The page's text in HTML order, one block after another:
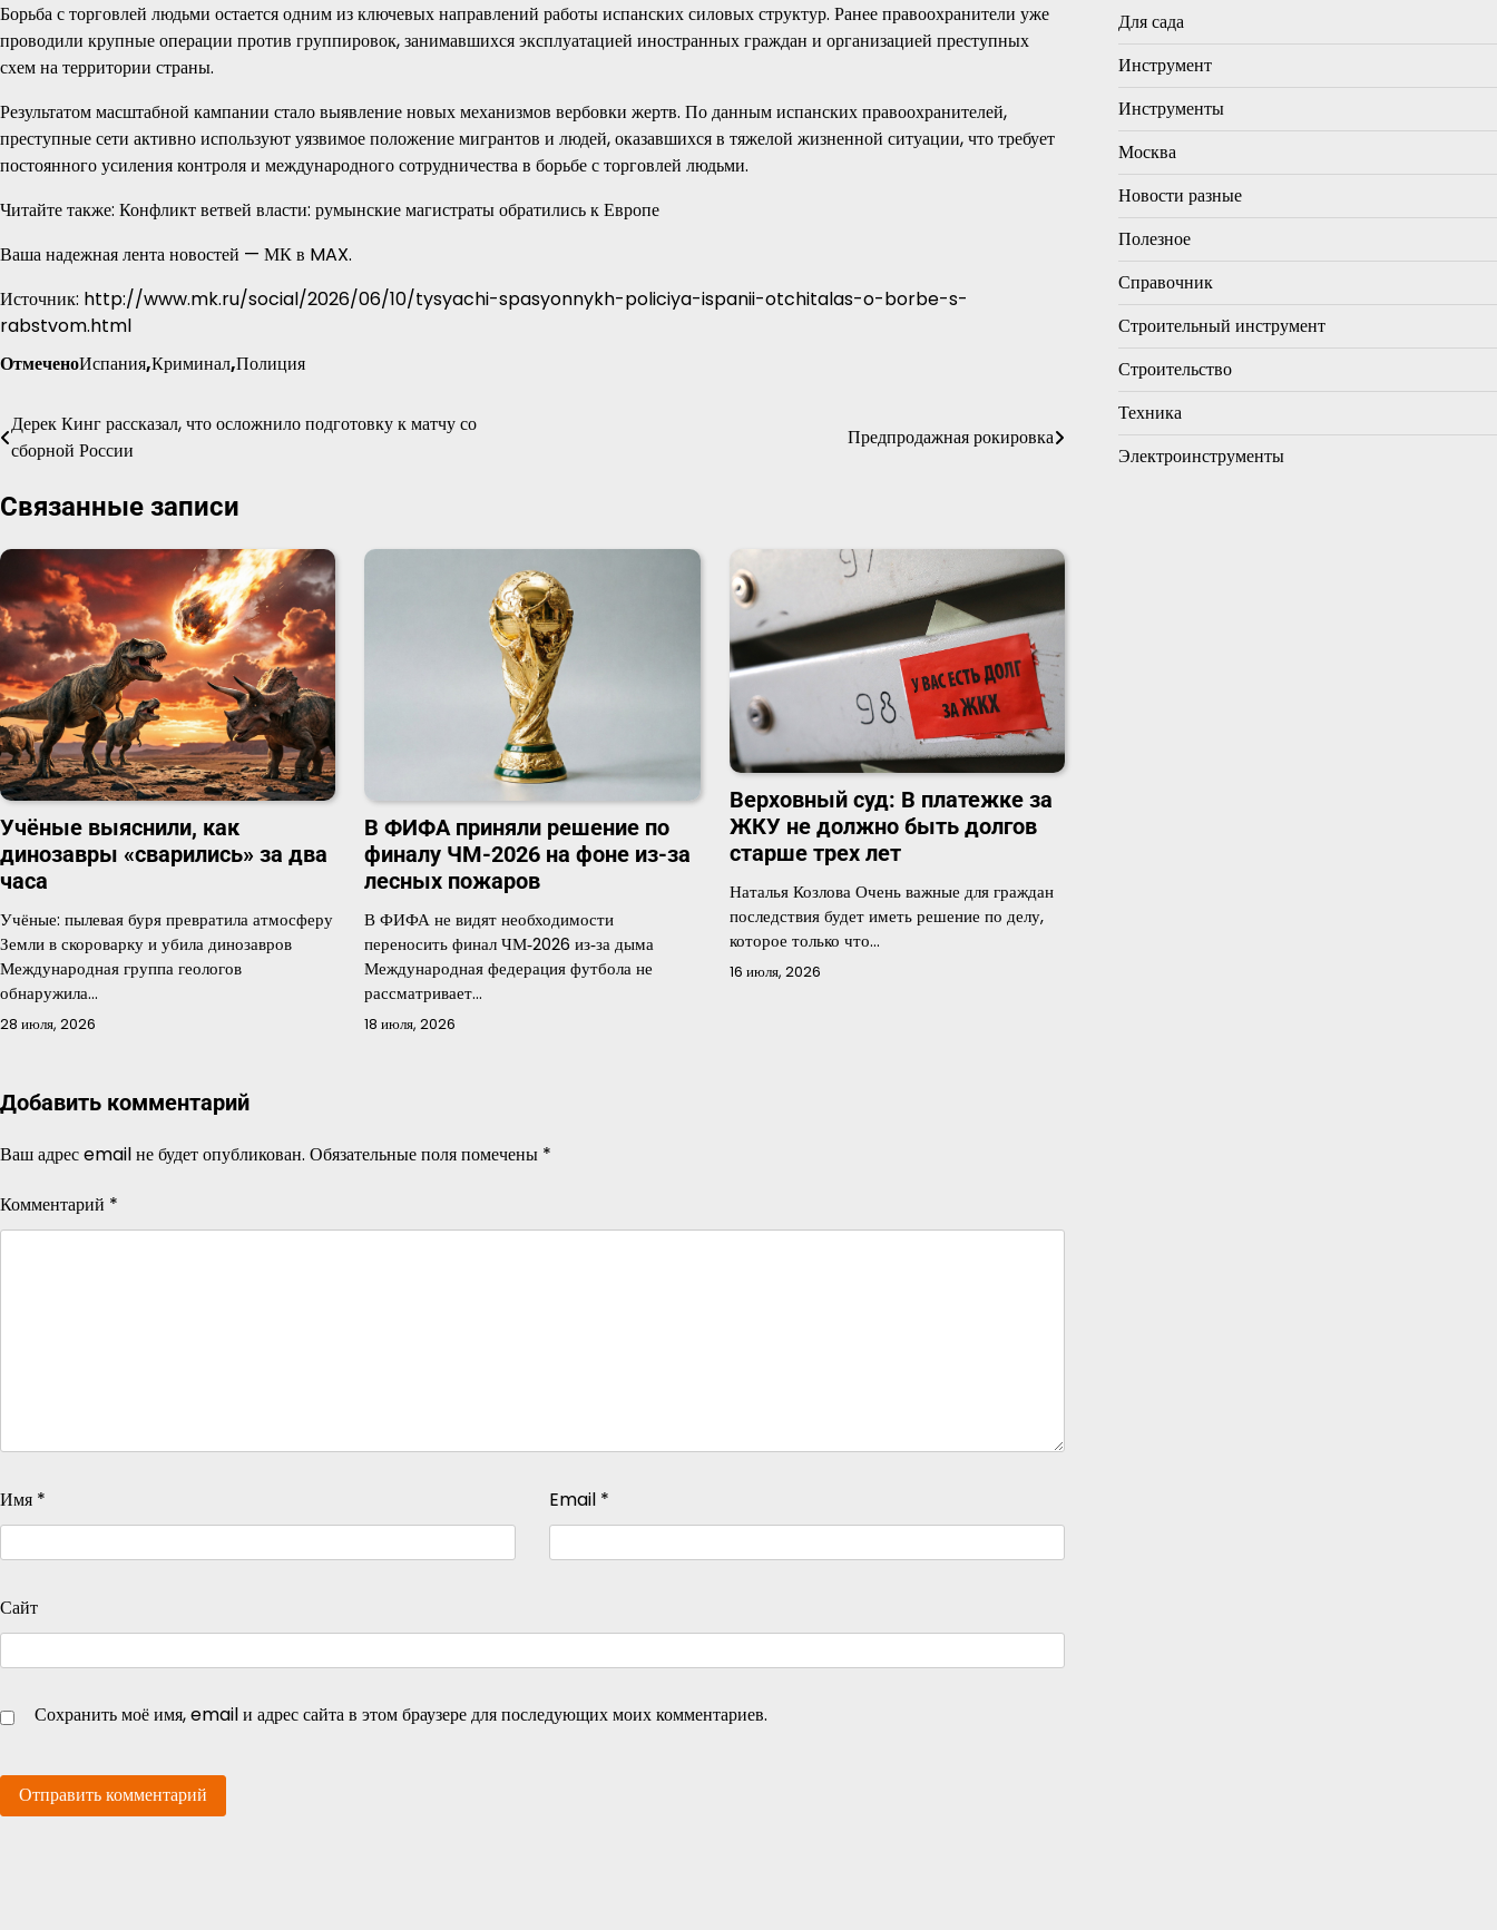
Борьба с торговлей людьми остается одним из ключевых направлений работы испанских силовых структур. Ранее правоохранители уже
проводили крупные операции против группировок, занимавшихся эксплуатацией иностранных граждан и организацией преступных
схем на территории страны.
Результатом масштабной кампании стало выявление новых механизмов вербовки жертв. По данным испанских правоохранителей,
преступные сети активно используют уязвимое положение мигрантов и людей, оказавшихся в тяжелой жизненной ситуации, что требует
постоянного усиления контроля и международного сотрудничества в борьбе с торговлей людьми.
Читайте также: Конфликт ветвей власти: румынские магистраты обратились к Европе
Ваша надежная лента новостей — МК в MAX.
Источник: http://www.mk.ru/social/2026/06/10/tysyachi-spasyonnykh-policiya-ispanii-otchitalas-o-borbe-s-
rabstvom.html
ОтмеченоИспания,Криминал,Полиция
Навигация
записям
Дерек Кинг рассказал, что осложнило подготовку к матчу со
сборной России
Предпродажная рокировка
Связанные записи
Учёные выяснили, как
динозавры «сварились» за два
часа
Учёные: пылевая буря превратила атмосферу
Земли в скороварку и убила динозавров
Международная группа геологов
обнаружила…
28 июля, 2026
В ФИФА приняли решение по
финалу ЧМ-2026 на фоне из-за
лесных пожаров
В ФИФА не видят необходимости
переносить финал ЧМ‑2026 из‑за дыма
Международная федерация футбола не
рассматривает…
18 июля, 2026
Верховный суд: В платежке за
ЖКУ не должно быть долгов
старше трех лет
Наталья Козлова Очень важные для граждан
последствия будет иметь решение по делу,
которое только что…
16 июля, 2026
Добавить комментарий
Ваш адрес email не будет опубликован. Обязательные поля помечены *
Комментарий *
Имя * Email *
Сайт
Сохранить моё имя, email и адрес сайта в этом браузере для последующих моих комментариев.
Для сада
Инструмент
Инструменты
Москва
Новости разные
Полезное
Справочник
Строительный инструмент
Строительство
Техника
Электроинструменты